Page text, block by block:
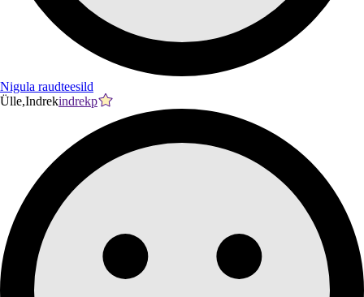
Nigula raudteesild
Ülle,Indrekindrekp